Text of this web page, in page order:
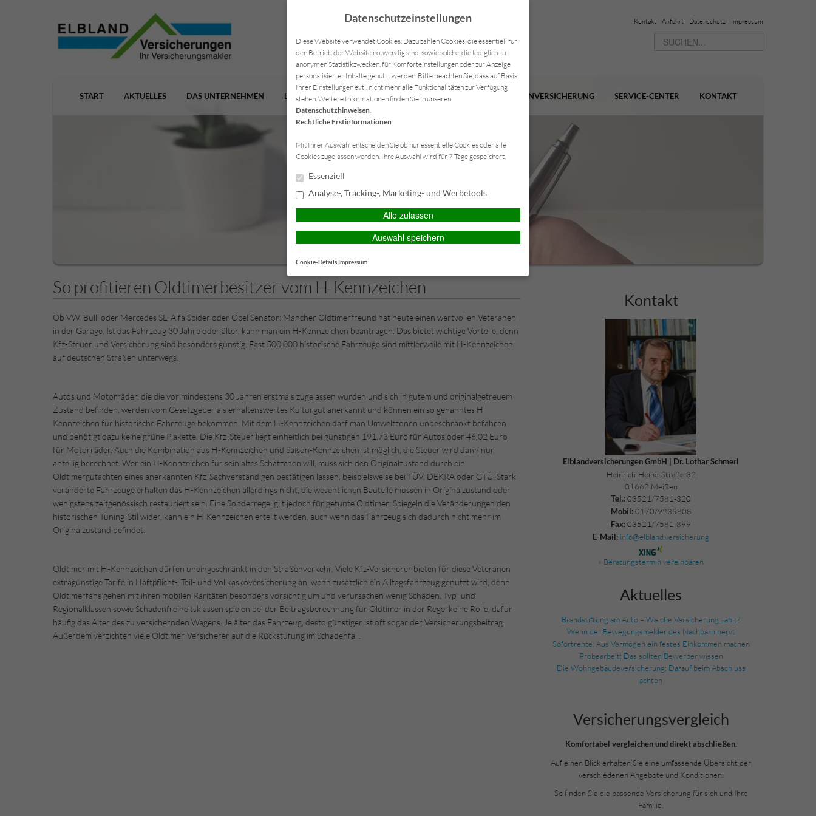
Kontakt Anfahrt Datenschutz Impressum
START AKTUELLES DAS UNTERNEHMEN LEISTUNGEN VERSICHERUNGEN VORSORGE FIRMENVERSICHERUNG SERVICE-CENTER KONTAKT
So profitieren Oldtimerbesitzer vom H-Kennzeichen
Ob VW-Bulli oder Mercedes SL, Alfa Spider oder Opel Senator: Mancher Oldtimerfreund hat heute einen wertvollen Veteranen
in der Garage. Ist das Fahrzeug 30 Jahre oder älter, kann man ein H-Kennzeichen beantragen. Das bietet wichtige Vorteile, denn
Kfz-Steuer und Versicherung sind besonders günstig. Fast 500.000 historische Fahrzeuge sind mittlerweile mit H-Kennzeichen
auf deutschen Straßen unterwegs.
Autos und Motorräder, die die vor mindestens 30 Jahren erstmals zugelassen wurden und sich in gutem und originalgetreuem
Zustand befinden, werden vom Gesetzgeber als erhaltenswertes Kulturgut anerkannt und können ein so genanntes H-
Kennzeichen für historische Fahrzeuge bekommen. Mit dem H-Kennzeichen darf man Umweltzonen unbeschränkt befahren
und benötigt dazu keine grüne Plakette. Die Kfz-Steuer liegt einheitlich bei günstigen 191,73 Euro für Autos oder 46,02 Euro
für Motorräder. Auch die Kombination aus H-Kennzeichen und Saison-Kennzeichen ist möglich, die Steuer wird dann nur
anteilig berechnet. Wer ein H-Kennzeichen für sein altes Schätzchen will, muss sich den Originalzustand durch ein
Oldtimergutachten eines anerkannten Kfz-Sachverständigen bestätigen lassen, beispielsweise bei TÜV, DEKRA oder GTÜ. Stark
veränderte Fahrzeuge erhalten das H-Kennzeichen allerdings nicht, die wesentlichen Bauteile müssen in Originalzustand oder
wenigstens zeitgenössisch restauriert sein. Eine Sonderregel gilt jedoch für getunte Oldtimer: Spiegeln die Veränderungen den
historischen Tuning-Stil wider, kann ein H-Kennzeichen erteilt werden, auch wenn das Fahrzeug sich dadurch nicht mehr im
Originalzustand befindet.
Oldtimer mit H-Kennzeichen dürfen uneingeschränkt in den Straßenverkehr. Viele Kfz-Versicherer bieten für diese Veteranen
extragünstige Tarife in Haftpflicht-, Teil- und Vollkaskoversicherung an, wenn zusätzlich ein Alltagsfahrzeug genutzt wird, denn
Oldtimerfans gehen mit ihren mobilen Raritäten besonders vorsichtig um und verursachen wenig Schäden. Typ- und
Regionalklassen sowie Schadenfreiheitsklassen spielen bei der Beitragsberechnung für Oldtimer in der Regel keine Rolle, dafür
häufig das Alter des zu versichernden Wagens. Je älter das Fahrzeug, desto günstiger ist oft sogar der Versicherungsbeitrag.
Außerdem verzichten viele Oldtimer-Versicherer auf die Rückstufung im Schadenfall.
Kontakt
Elblandversicherungen GmbH | Dr. Lothar Schmerl
Heinrich-Heine-Straße 32
01662 Meißen
Tel.: 03521/7581-320
Mobil:0170/9235808
Fax: 03521/7581-899
E-Mail: info@elbland.versicherung
» Beratungstermin vereinbaren
Aktuelles
Brandstiftung am Auto – Welche Versicherung zahlt?
Wenn der Bewegungsmelder des Nachbarn nervt
Sofortrente: Aus Vermögen ein festes Einkommen machen
Probearbeit: Das sollten Bewerber wissen
Die Wohngebäudeversicherung: Darauf beim Abschluss
achten
Versicherungs­vergleich
Komfortabel vergleichen und direkt abschließen.
Auf einen Blick erhalten Sie eine umfassende Übersicht der
verschiedenen Angebote und Konditionen.
So finden Sie die passende Versicherung für sich und Ihre
Familie.
Datenschutzeinstellungen
Diese Website verwendet Cookies. Dazu zählen Cookies, die essentiell für
den Betrieb der Website notwendig sind, sowie solche, die lediglich zu
anonymen Statistikzwecken, für Komforteinstellungen oder zur Anzeige
personalisierter Inhalte genutzt werden. Bitte beachten Sie, dass auf Basis
Ihrer Einstellungen evtl. nicht mehr alle Funktionalitäten zur Verfügung
stehen. Weitere Informationen finden Sie in unseren
Datenschutzhinweisen.
Rechtliche Erstinformationen
Mit Ihrer Auswahl entscheiden Sie ob nur essentielle Cookies oder alle
Cookies zugelassen werden. Ihre Auswahl wird für 7 Tage gespeichert.
Essenziell
Analyse-, Tracking-, Marketing- und Werbetools
Alle zulassen
Auswahl speichern
Cookie-Details Impressum